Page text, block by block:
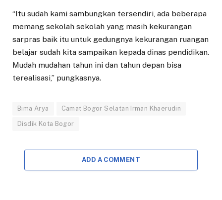
“Itu sudah kami sambungkan tersendiri, ada beberapa
memang sekolah sekolah yang masih kekurangan
sarpras baik itu untuk gedungnya kekurangan ruangan
belajar sudah kita sampaikan kepada dinas pendidikan.
Mudah mudahan tahun ini dan tahun depan bisa
terealisasi,” pungkasnya.
Bima Arya Camat Bogor Selatan Irman Khaerudin
Disdik Kota Bogor
ADD A COMMENT